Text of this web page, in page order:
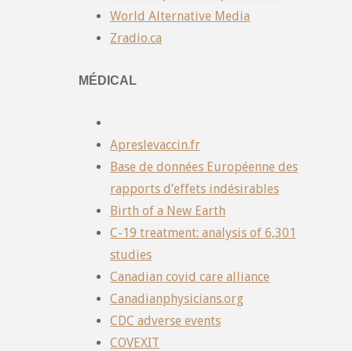
World Alternative Media
Zradio.ca
MÉDICAL
Apreslevaccin.fr
Base de données Européenne des
rapports d’effets indésirables
Birth of a New Earth
C-19 treatment: analysis of 6,301
studies
Canadian covid care alliance
Canadianphysicians.org
CDC adverse events
COVEXIT